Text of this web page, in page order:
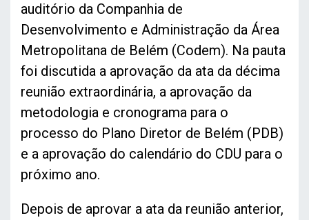
auditório da Companhia de
Desenvolvimento e Administração da Área
Metropolitana de Belém (Codem). Na pauta
foi discutida a aprovação da ata da décima
reunião extraordinária, a aprovação da
metodologia e cronograma para o
processo do Plano Diretor de Belém (PDB)
e a aprovação do calendário do CDU para o
próximo ano.
Depois de aprovar a ata da reunião anterior,